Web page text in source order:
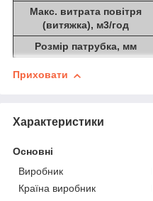
Макс. витрата повітря
(витяжка), м3/год
Розмір патрубка, мм
Приховати
Характеристики
Основні
Виробник
Країна виробник